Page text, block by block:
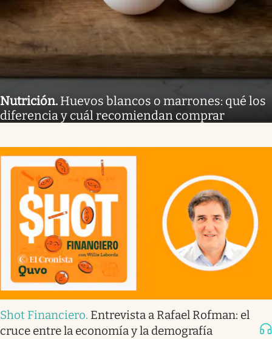
Nutrición. Huevos blancos o marrones: qué los
diferencia y cuál recomiendan comprar
Shot Financiero. Entrevista a Rafael Rofman: el
cruce entre la economía y la demografía